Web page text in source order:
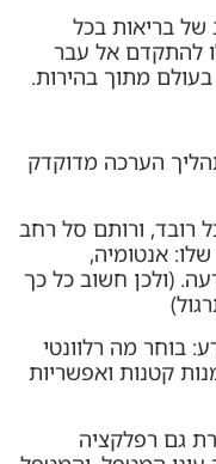
בריאות בכל
להתקדם אל עבר
מתוך בהירות.
הערכה מדוקדק
רובד, ורותם סל רחב
אנטומיה,
(ולכן חשוב כל כך
בוחר מה רלוונטי
קטנות ואפשריות
גם רפלקציה